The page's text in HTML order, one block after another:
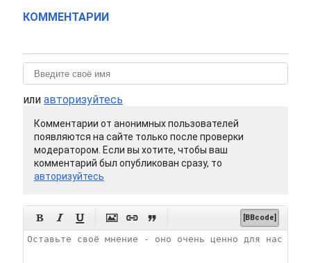
КОММЕНТАРИИ
или авторизуйтесь
Комментарии от анонимных пользователей
появляются на сайте только после проверки
модератором. Если вы хотите, чтобы ваш
комментарий был опубликован сразу, то
авторизуйтесь
      [BBcode]